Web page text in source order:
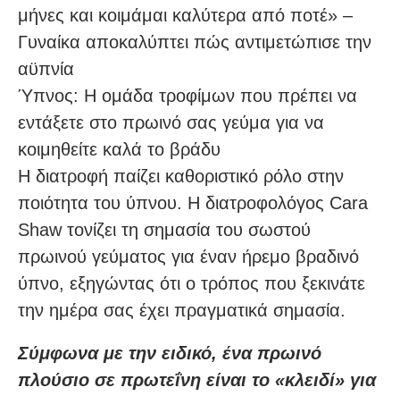
μήνες και κοιμάμαι καλύτερα από ποτέ» –
Γυναίκα αποκαλύπτει πώς αντιμετώπισε την
αϋπνία
Ύπνος: Η ομάδα τροφίμων που πρέπει να
εντάξετε στο πρωινό σας γεύμα για να
κοιμηθείτε καλά το βράδυ
Η διατροφή παίζει καθοριστικό ρόλο στην
ποιότητα του ύπνου. Η διατροφολόγος Cara
Shaw τονίζει τη σημασία του σωστού
πρωινού γεύματος για έναν ήρεμο βραδινό
ύπνο, εξηγώντας ότι ο τρόπος που ξεκινάτε
την ημέρα σας έχει πραγματικά σημασία.
Σύμφωνα με την ειδικό, ένα πρωινό
πλούσιο σε πρωτεΐνη είναι το «κλειδί» για